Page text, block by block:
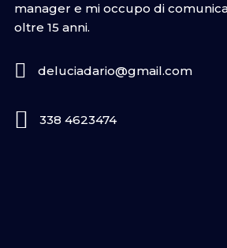
manager e mi occupo di
oltre 15 anni.
deluciadario@gmail.com
338 4623474